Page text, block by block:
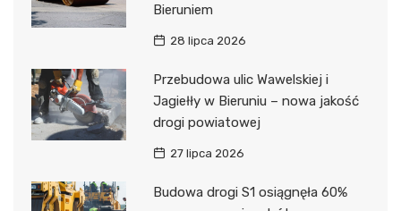
Bieruniem
28 lipca 2026
Przebudowa ulic Wawelskiej i
Jagiełły w Bieruniu – nowa jakość
drogi powiatowej
27 lipca 2026
Budowa drogi S1 osiągnęła 60%